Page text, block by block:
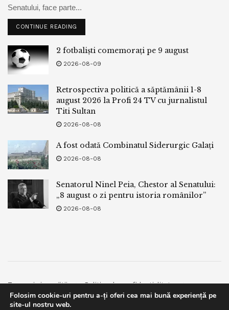
Senatului, face parte...
CONTINUE READING
2 fotbaliști comemorați pe 9 august
2026-08-09
Retrospectiva politică a săptămânii 1-8
august 2026 la Profi 24 TV cu jurnalistul
Titi Sultan
2026-08-08
A fost odată Combinatul Siderurgic Galați
2026-08-08
Senatorul Ninel Peia, Chestor al Senatului:
„8 august o zi pentru istoria românilor”
2026-08-08
Termeni si conditii
Politica de confidentialitate
Facebook
Contact
Folosim cookie-uri pentru a-ți oferi cea mai bună experiență pe
site-ul nostru web.